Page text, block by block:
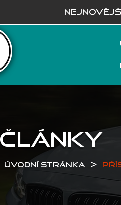
ČLÁNKY
Úvodní stránka >